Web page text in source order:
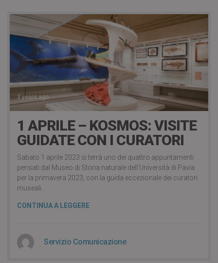
3 years ago
1 APRILE – KOSMOS: VISITE
GUIDATE CON I CURATORI
Sabato 1 aprile 2023 si terrà uno dei quattro appuntamenti
pensati dal Museo di Storia naturale dell’Università di Pavia
per la primavera 2023, con la guida eccezionale dei curatori
museali.
CONTINUA A LEGGERE
Servizio Comunicazione